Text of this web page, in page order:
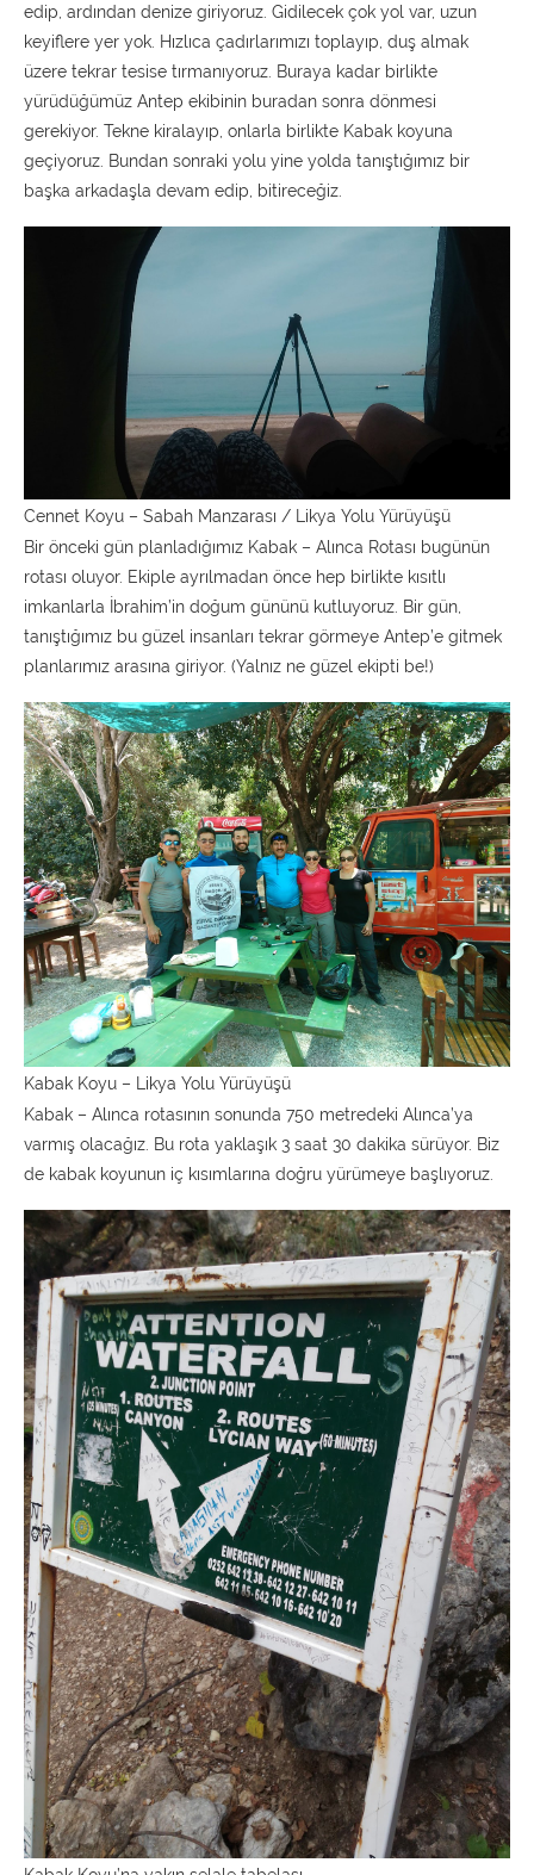
edip, ardından denize giriyoruz. Gidilecek çok yol var, uzun
keyiflere yer yok. Hızlıca çadırlarımızı toplayıp, duş almak
üzere tekrar tesise tırmanıyoruz. Buraya kadar birlikte
yürüdüğümüz Antep ekibinin buradan sonra dönmesi
gerekiyor. Tekne kiralayıp, onlarla birlikte Kabak koyuna
geçiyoruz. Bundan sonraki yolu yine yolda tanıştığımız bir
başka arkadaşla devam edip, bitireceğiz.
Cennet Koyu – Sabah Manzarası / Likya Yolu Yürüyüşü
Bir önceki gün planladığımız Kabak – Alınca Rotası bugünün
rotası oluyor. Ekiple ayrılmadan önce hep birlikte kısıtlı
imkanlarla İbrahim’in doğum gününü kutluyoruz. Bir gün,
tanıştığımız bu güzel insanları tekrar görmeye Antep’e gitmek
planlarımız arasına giriyor. (Yalnız ne güzel ekipti be!)
Kabak Koyu – Likya Yolu Yürüyüşü
Kabak – Alınca rotasının sonunda 750 metredeki Alınca’ya
varmış olacağız. Bu rota yaklaşık 3 saat 30 dakika sürüyor. Biz
de kabak koyunun iç kısımlarına doğru yürümeye başlıyoruz.